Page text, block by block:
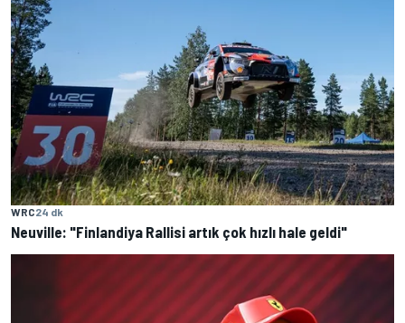
WRC24 dk
Neuville: "Finlandiya Rallisi artık çok hızlı hale geldi"